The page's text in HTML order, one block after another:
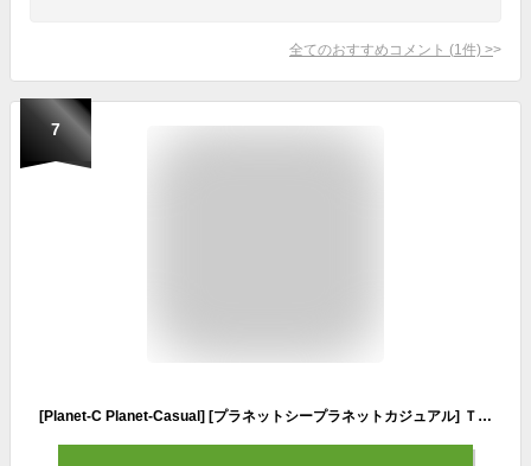
全てのおすすめコメント (1 件) >
7
[Planet-C Planet-Casual] [プラネットシープラネットカジュアル] Ｔシャツ ヨガウェア フィットネス レディース トップス pc-237 L PK